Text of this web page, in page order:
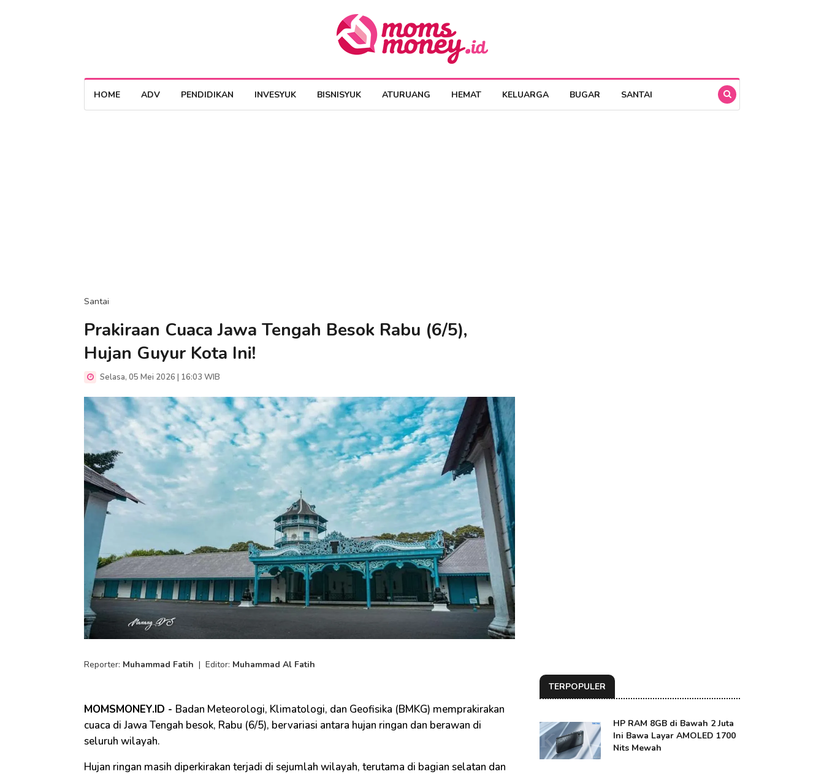
HOME ADV PENDIDIKAN INVESYUK BISNISYUK ATURUANG HEMAT KELUARGA BUGAR SANTAI
Santai
Prakiraan Cuaca Jawa Tengah Besok Rabu (6/5),
Hujan Guyur Kota Ini!
Selasa, 05 Mei 2026 | 16:03 WIB
Reporter: Muhammad Fatih | Editor: Muhammad Al Fatih
MOMSMONEY.ID - Badan Meteorologi, Klimatologi, dan Geofisika (BMKG) memprakirakan
cuaca di Jawa Tengah besok, Rabu (6/5), bervariasi antara hujan ringan dan berawan di
seluruh wilayah.
Hujan ringan masih diperkirakan terjadi di sejumlah wilayah, terutama di bagian selatan dan
TERPOPULER
HP RAM 8GB di Bawah 2 Juta
Ini Bawa Layar AMOLED 1700
Nits Mewah